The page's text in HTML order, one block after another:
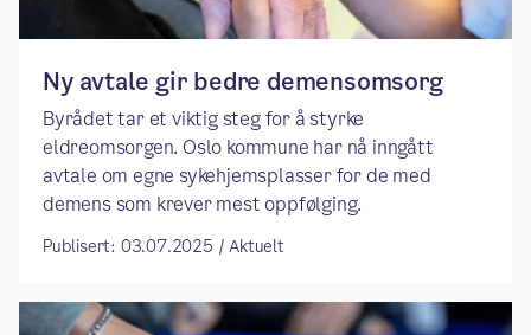
Ny avtale gir bedre demensomsorg
Byrådet tar et viktig steg for å styrke
eldreomsorgen. Oslo kommune har nå inngått
avtale om egne sykehjemsplasser for de med
demens som krever mest oppfølging.
Publisert: 03.07.2025 / Aktuelt